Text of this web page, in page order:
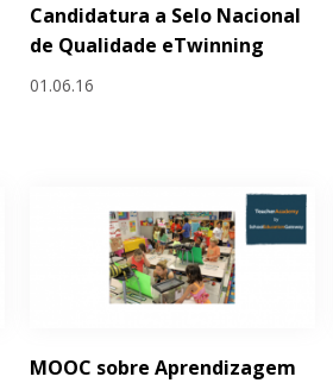
Candidatura a Selo Nacional
de Qualidade eTwinning
01.06.16
MOOC sobre Aprendizagem